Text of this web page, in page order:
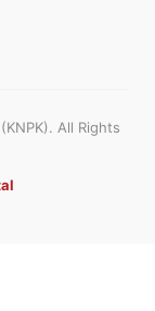
All Rights